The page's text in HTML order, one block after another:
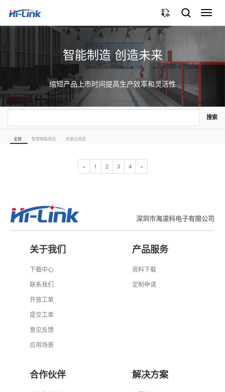
切
换
智能制造 创造未来
缩短产品上市时间提高生产效率和灵活性
搜索
全部 智慧物联项目 阿里云项目
« 1 2 3 4 »
深圳市海凌科电子有限公司
关于我们
下载中心
联系我们
开放工单
提交工单
意见反馈
应用场景
产品服务
资料下载
定制申请
合作伙伴 解决方案